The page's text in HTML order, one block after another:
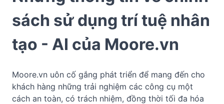
sách sử dụng trí tuệ nhân
tạo - AI của Moore.vn
Moore.vn uôn cố gắng phát triển để mang đến cho
khách hàng những trải nghiệm các công cụ một
cách an toàn, có trách nhiệm, đồng thời tối đa hóa